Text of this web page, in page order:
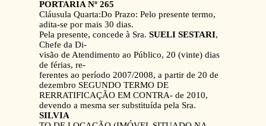
PORTARIA Nº 265
Cláusula Quarta:Do Prazo: Pelo presente termo,
adita-se por mais 30 dias.
Pela presente, concede à Sra. SUELI SESTARI,
Chefe da Di-
visão de Atendimento ao Público, 20 (vinte) dias
de férias, re-
ferentes ao período 2007/2008, a partir de 20 de
dezembro SEGUNDO TERMO DE
RERRATIFICAÇÃO EM CONTRA- de 2010,
devendo a mesma ser substituída pela Sra.
SILVIA